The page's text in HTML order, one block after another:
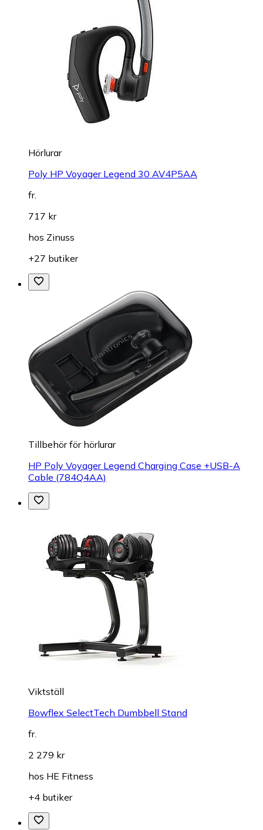
Hörlurar
Poly HP Voyager Legend 30 AV4P5AA
fr.
717 kr
hos Zinuss
+27 butiker
Tillbehör för hörlurar
HP Poly Voyager Legend Charging Case +USB-A
Cable (784Q4AA)
Viktställ
Bowflex SelectTech Dumbbell Stand
fr.
2 279 kr
hos HE Fitness
+4 butiker